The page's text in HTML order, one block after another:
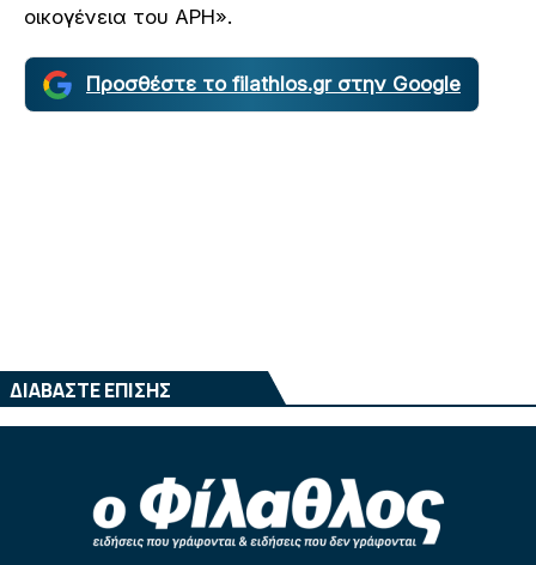
οικογένεια του ΑΡΗ».
Προσθέστε το filathlos.gr στην Google
ΔΙΑΒΑΣΤΕ ΕΠΙΣΗΣ